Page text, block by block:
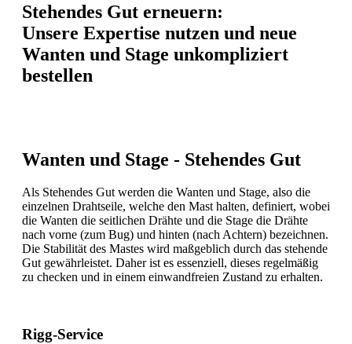
Stehendes Gut erneuern:
Unsere Expertise nutzen und neue
Wanten und Stage unkompliziert
bestellen
Wanten und Stage - Stehendes Gut
Als Stehendes Gut werden die Wanten und Stage, also die
einzelnen Drahtseile, welche den Mast halten, definiert, wobei
die Wanten die seitlichen Drähte und die Stage die Drähte
nach vorne (zum Bug) und hinten (nach Achtern) bezeichnen.
Die Stabilität des Mastes wird maßgeblich durch das stehende
Gut gewährleistet. Daher ist es essenziell, dieses regelmäßig
zu checken und in einem einwandfreien Zustand zu erhalten.
Rigg-Service